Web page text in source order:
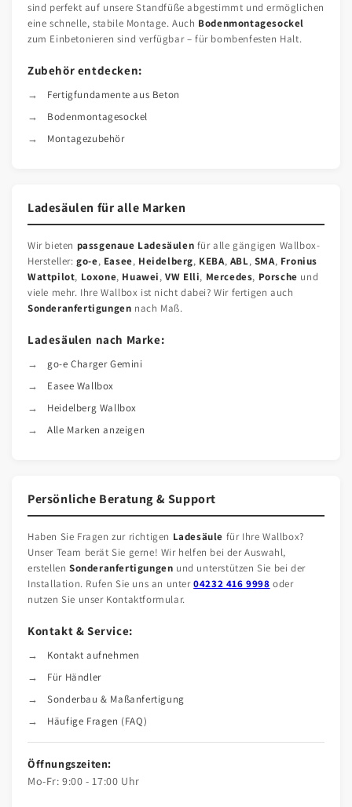
sind perfekt auf unsere Standfüße abgestimmt und ermöglichen
eine schnelle, stabile Montage. Auch Bodenmontagesockel
zum Einbetonieren sind verfügbar – für bombenfesten Halt.
Zubehör entdecken:
Fertigfundamente aus Beton
Bodenmontagesockel
Montagezubehör
Ladesäulen für alle Marken
Wir bieten passgenaue Ladesäulen für alle gängigen Wallbox-
Hersteller:go-e, Easee, Heidelberg, KEBA, ABL, SMA, Fronius
Wattpilot, Loxone, Huawei,VW Elli, Mercedes, Porsche und
viele mehr. Ihre Wallbox ist nicht dabei? Wir fertigen auch
Sonderanfertigungen nach Maß.
Ladesäulen nach Marke:
go-e Charger Gemini
Easee Wallbox
Heidelberg Wallbox
Alle Marken anzeigen
Persönliche Beratung & Support
Haben Sie Fragen zur richtigen Ladesäule für Ihre Wallbox?
Unser Team berät Sie gerne! Wir helfen bei der Auswahl,
erstellen Sonderanfertigungen und unterstützen Sie bei der
Installation. Rufen Sie uns an unter04232 416 9998 oder
nutzen Sie unser Kontaktformular.
Kontakt & Service:
Kontakt aufnehmen
Für Händler
Sonderbau & Maßanfertigung
Häufige Fragen (FAQ)
Öffnungszeiten:
Mo-Fr: 9:00 - 17:00 Uhr